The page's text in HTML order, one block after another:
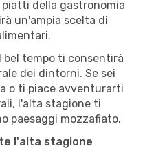
della gastronomia
un'ampia scelta di
bel tempo ti consentirà
dei dintorni. Se sei
o ti piace avventurarti
l'alta stagione ti
paesaggi mozzafiato.
l'alta stagione